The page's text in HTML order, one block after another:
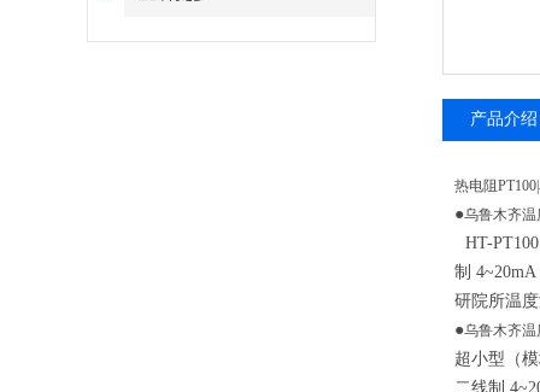
产品介绍
热电阻
●乌鲁木齐温
HT-PT100
制
研院所温
●乌鲁木齐温
超小型（
二线制